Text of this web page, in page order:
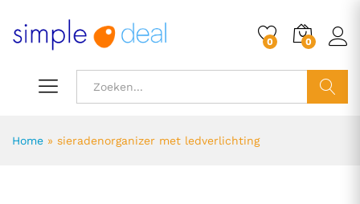
0 0
Home » sieradenorganizer met ledverlichting